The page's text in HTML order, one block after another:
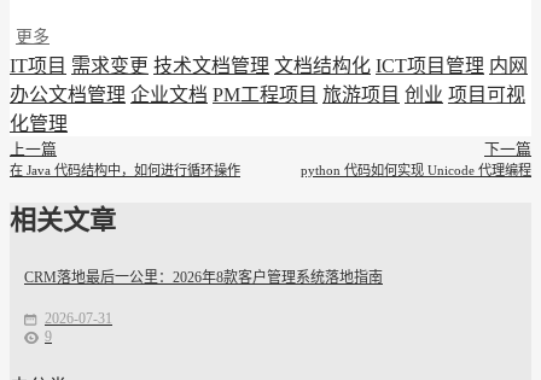
更多
IT项目 需求变更 技术文档管理 文档结构化 ICT项目管理 内网
办公文档管理 企业文档 PM工程项目 旅游项目 创业 项目可视
化管理
上一篇
在 Java 代码结构中，如何进行循环操作
下一篇
python 代码如何实现 Unicode 代理编程
相关文章
CRM落地最后一公里：2026年8款客户管理系统落地指南
2026-07-31
9